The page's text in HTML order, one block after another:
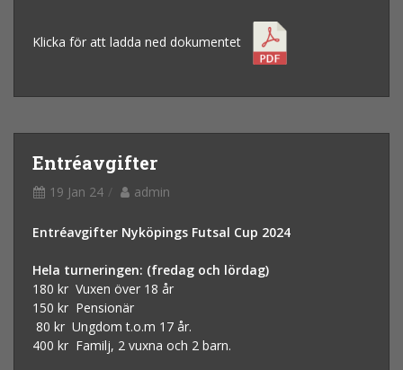
Klicka för att ladda ned dokumentet
Entréavgifter
19 Jan 24 admin
Entréavgifter Nyköpings Futsal Cup 2024
Hela turneringen: (fredag och lördag)
180 kr Vuxen över 18 år
150 kr Pensionär
80 kr Ungdom t.o.m 17 år.
400 kr Familj, 2 vuxna och 2 barn.